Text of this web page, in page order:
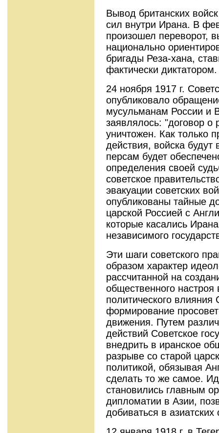
Вывод британских
сил внутри Ирана. В
произошел переворот,
национально
бригады Реза-хана,
фактически диктатором.
24 ноября 1917 г.
опубликовало
мусульманам России и
заявлялось: "договор о
уничтожен. Как только
действия, войска
персам будет
определения своей
советское
эвакуации советских
опубликованы тайные
царской Россией с
которые касались
независимого
Эти шаги советского
образом характер
рассчитанной на
общественного
политического влияния
формирование
движения. Путем
действий Советское
внедрить в иранское
разрыве со старой
политикой, обязывая
сделать то же самое.
становились главным
дипломатии в Азии,
добиваться в